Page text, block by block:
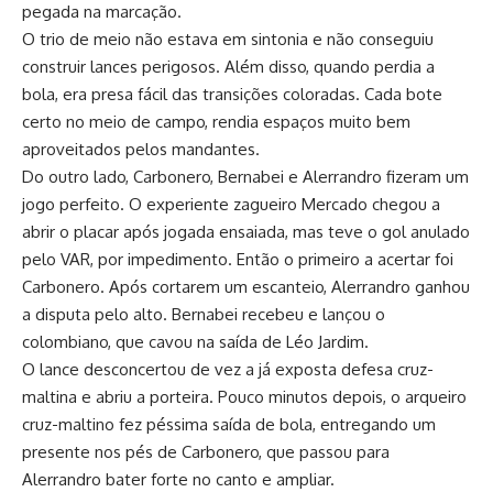
pegada na marcação.
O trio de meio não estava em sintonia e não conseguiu
construir lances perigosos. Além disso, quando perdia a
bola, era presa fácil das transições coloradas. Cada bote
certo no meio de campo, rendia espaços muito bem
aproveitados pelos mandantes.
Do outro lado, Carbonero, Bernabei e Alerrandro fizeram um
jogo perfeito. O experiente zagueiro Mercado chegou a
abrir o placar após jogada ensaiada, mas teve o gol anulado
pelo VAR, por impedimento. Então o primeiro a acertar foi
Carbonero. Após cortarem um escanteio, Alerrandro ganhou
a disputa pelo alto. Bernabei recebeu e lançou o
colombiano, que cavou na saída de Léo Jardim.
O lance desconcertou de vez a já exposta defesa cruz-
maltina e abriu a porteira. Pouco minutos depois, o arqueiro
cruz-maltino fez péssima saída de bola, entregando um
presente nos pés de Carbonero, que passou para
Alerrandro bater forte no canto e ampliar.